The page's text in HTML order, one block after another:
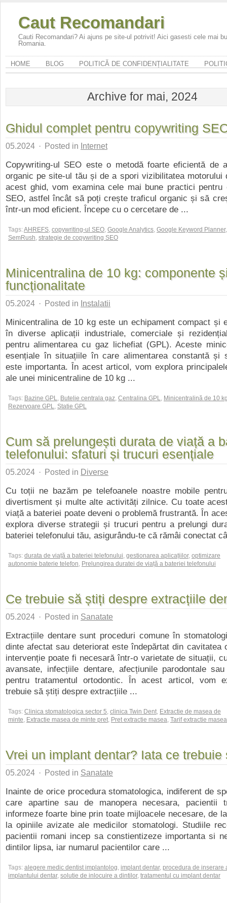
Caut Recomandari
Cauti Recomandari? Ai ajuns pe site-ul potrivit! Aici gasesti cele mai
Romania.
HOME BLOG POLITICĂ DE CONFIDENȚIALITATE
Archive for mai, 2024
Ghidul complet pentru copywriting
05.2024 · Posted in Internet
Copywriting-ul SEO este o metodă foarte eficientă de
organic pe site-ul tău și de a spori vizibilitatea motorului
acest ghid, vom examina cele mai bune practici pentru
SEO, astfel încât să poți crește traficul organic și să
într-un mod eficient. Începe cu o cercetare de ...
Tags:AHREFS, copywriting-ul SEO, Google Analytics, Google Keyword Planner,
SemRush, strategie de copywriting SEO
Minicentralina de 10 kg: componente
funcționalitate
05.2024 · Posted in Instalatii
Minicentralina de 10 kg este un echipament compact și
în diverse aplicații industriale, comerciale și
pentru alimentarea cu gaz lichefiat (GPL). Aceste
esențiale în situațiile în care alimentarea constantă și
este importanta. În acest articol, vom explora
ale unei minicentraline de 10 kg ...
Tags: Bazine GPL, Butelie centrala gaz, Centralina GPL, Minicentralină de 10
Rezervoare GPL, Statie GPL
Cum să prelungești durata de viață a
telefonului: sfaturi și trucuri esențiale
05.2024 · Posted in Diverse
Cu toții ne bazăm pe telefoanele noastre mobile
divertisment și multe alte activități zilnice. Cu toate
viață a bateriei poate deveni o problemă frustrantă. În
explora diverse strategii și trucuri pentru a prelungi
bateriei telefonului tău, asigurându-te că rămâi conectat
Tags: durata de viață a bateriei telefonului, gestionarea aplicațiilor, optimizare
autonomie baterie telefon, Prelungirea duratei de viață a bateriei telefonului
Ce trebuie să știți despre extracțiile
05.2024 · Posted in Sanatate
Extracțiile dentare sunt proceduri comune în
dinte afectat sau deteriorat este îndepărtat din cavitatea
intervenție poate fi necesară într-o varietate de situații,
avansate, infecțiile dentare, afecțiunile parodontale
pentru tratamentul ortodontic. În acest articol, vom
trebuie să știți despre extracțiile ...
Tags: Clinica stomatologica sector 5, clinica Twin Dent, Extractie de masea de
minte, Extractie masea de minte pret, Pret extractie masea, Tarif extractie masea
Vrei un implant dentar? Iata ce trebuie
05.2024 · Posted in Sanatate
Inainte de orice procedura stomatologica, indiferent de
care apartine sau de manopera necesara, pacientii
informeze foarte bine prin toate mijloacele necesare, de
la opiniile avizate ale medicilor stomatologi. Studiile
pacientii romani incep sa constientizeze importanta si
dintilor lipsa, iar numarul pacientilor care ...
Tags: alegere medic dentist implantolog, implant dentar, procedura de inserare
implantului dentar, solutie de inlocuire a dintilor, tratamentul cu implant dentar